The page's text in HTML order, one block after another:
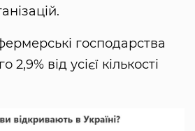
господарства
2,9% від усієї кількості